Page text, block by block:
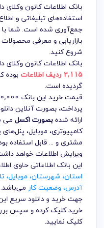
بانک اطلاعات کانون
استفاده‌های تبلیغاتی و
جمع‌آوری شده است. شما با
بازاریابی و معرفی
شروع کنید.
بانک اطلاعات کانون
2,115 ردیف اطلاعات
گردیده است.
پرداخت، بصورت آنلاین
ارائه شدهبصورت اکسل می
کامپیوتری، موبایل،
مشتری و ... قابل استفاده
ویرایش اطلاعات خواهد
این بانک اطلاعاتی حاوی
استان، شهرستان، موبایل،
آدرس، وضعیت کار می‌باشد.
جهت خرید و دانلود سریع
خرید کلیک کرده و سپس
کلیک نمایید.